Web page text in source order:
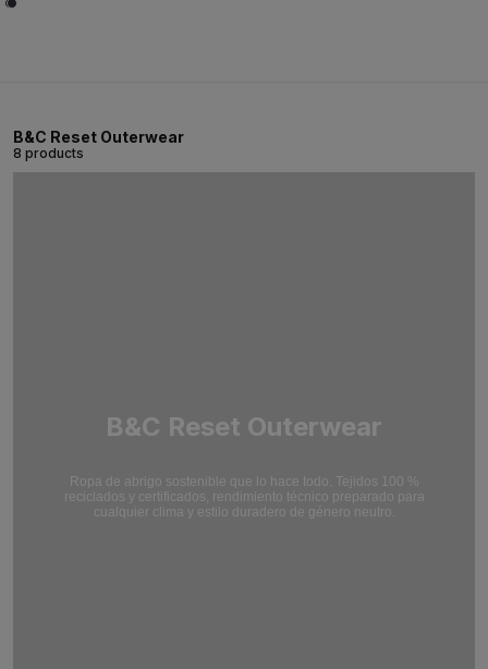
B&C Reset Outerwear
8 products
B&C Reset Outerwear
Ropa de abrigo sostenible que lo hace todo. Tejidos 100 %
reciclados y certificados, rendimiento técnico preparado para
cualquier clima y estilo duradero de género neutro.